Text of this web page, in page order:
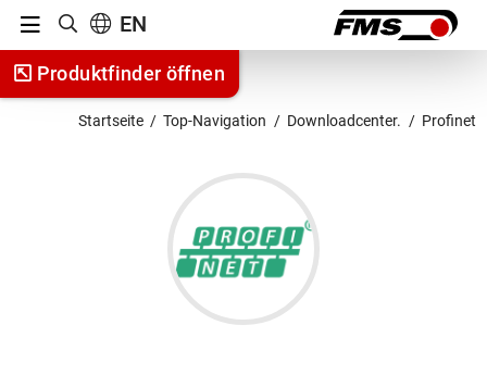
Zur Navigation springen
Menu
Suche anzeigen
EN
Produktfinder öffnen
Startseite Top-Navigation Downloadcenter. Profinet